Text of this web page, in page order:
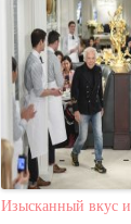
Изысканный вкус и